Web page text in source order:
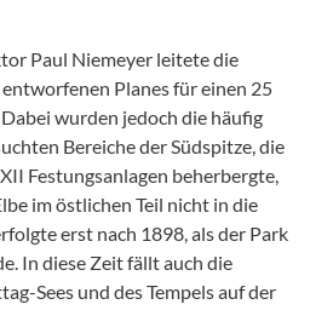
Paul Niemeyer leitete die
Planes für einen 25
wurden jedoch die häufig
Bereiche der Südspitze, die
Festungsanlagen beherbergte,
im östlichen Teil nicht in die
erst nach 1898, als der Park
In diese Zeit fällt auch die
Sees und des Tempels auf der